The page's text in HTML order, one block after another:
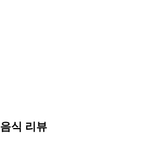
음식 리뷰